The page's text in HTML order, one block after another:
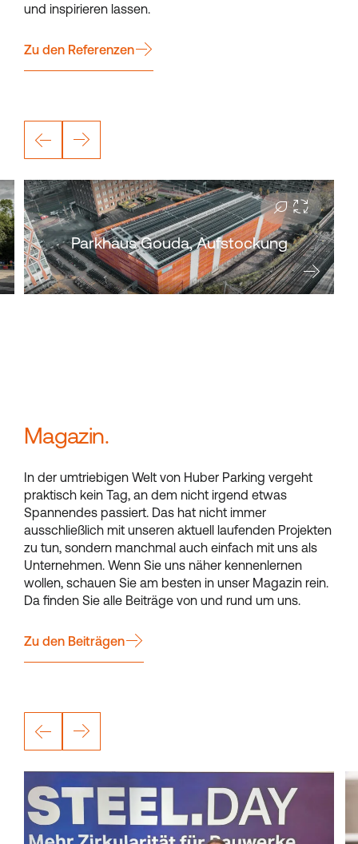
Parkhaus Gouda, Aufstockung
und inspirieren lassen.
Zu den Referenzen
Magazin.
In der umtriebigen Welt von Huber Parking vergeht
praktisch kein Tag, an dem nicht irgend etwas
Spannendes passiert. Das hat nicht immer
ausschließlich mit unseren aktuell laufenden Projekten
zu tun, sondern manchmal auch einfach mit uns als
Unternehmen. Wenn Sie uns näher kennenlernen
wollen, schauen Sie am besten in unser Magazin rein.
Da finden Sie alle Beiträge von und rund um uns.
Zu den Beiträgen